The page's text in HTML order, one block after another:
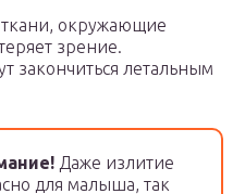
ткани, окружающие
зрение.
закончиться летальным
Даже излитие
для малыша, так